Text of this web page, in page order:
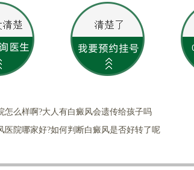
怎么样啊?大人有白癜风会遗传给孩子吗
医院哪家好?如何判断白癜风是否好转了呢